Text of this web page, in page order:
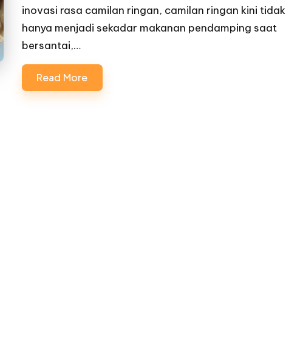
inovasi rasa camilan ringan, camilan ringan kini tidak
hanya menjadi sekadar makanan pendamping saat
bersantai,…
Read More